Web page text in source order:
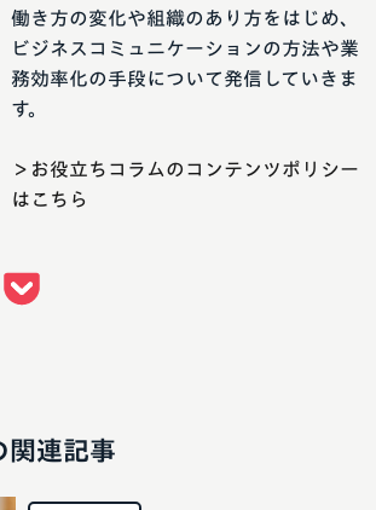
働き方の変化や組織のあり方をはじめ、
ビジネスコミュニケーションの方法や業
務効率化の手段について発信していきま
す。
＞お役立ちコラムのコンテンツポリシー
はこちら
関連記事